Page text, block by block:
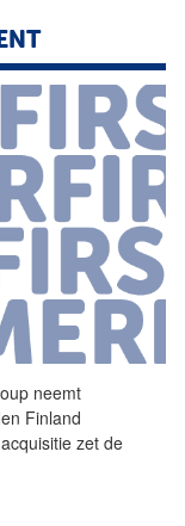
neemt
Finland
zet de